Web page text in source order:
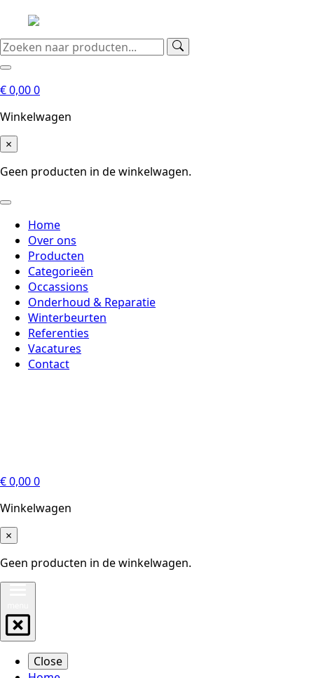
€0,000
Winkelwagen
×
Geen producten in de winkelwagen.
Home
Over ons
Producten
Categorieën
Occassions
Onderhoud & Reparatie
Winterbeurten
Referenties
Vacatures
Contact
€0,000
Winkelwagen
×
Geen producten in de winkelwagen.
Close